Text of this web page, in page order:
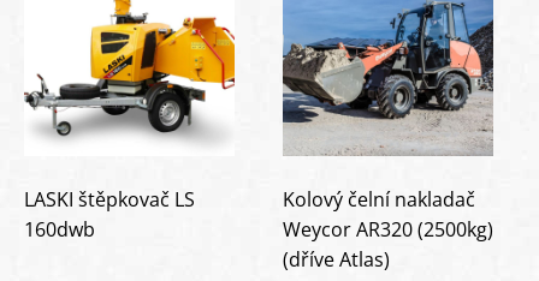
LASKI štěpkovač LS
160dwb
Kolový čelní nakladač
Weycor AR320 (2500kg)
(dříve Atlas)